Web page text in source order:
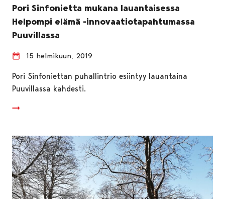
Pori Sinfonietta mukana lauantaisessa
Helpompi elämä -innovaatiotapahtumassa
Puuvillassa
15 helmikuun, 2019
Pori Sinfoniettan puhallintrio esiintyy lauantaina
Puuvillassa kahdesti.